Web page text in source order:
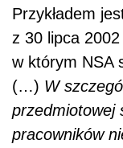
Przykładem
z 30 lipca
w którym NSA
(…) W
przedmiotowej
pracowników